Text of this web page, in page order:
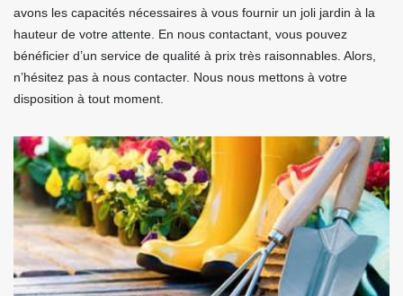
avons les capacités nécessaires à vous fournir un joli jardin à la
hauteur de votre attente. En nous contactant, vous pouvez
bénéficier d’un service de qualité à prix très raisonnables. Alors,
n’hésitez pas à nous contacter. Nous nous mettons à votre
disposition à tout moment.